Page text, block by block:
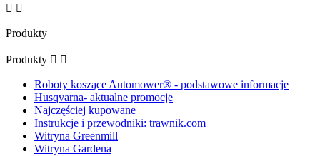
 
Produkty
Produkty  
Roboty koszące Automower® - podstawowe informacje
Husqvarna- aktualne promocje
Najczęściej kupowane
Instrukcje i przewodniki: trawnik.com
Witryna Greenmill
Witryna Gardena